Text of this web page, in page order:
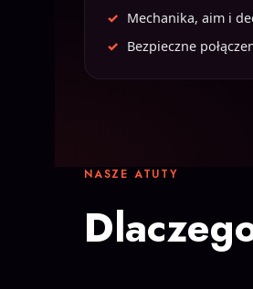
Mechanika, aim i
Bezpieczne
NASZE ATUTY